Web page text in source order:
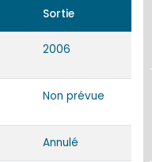
Sortie
2006
Non prévue
Annulé